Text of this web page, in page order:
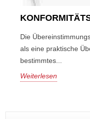
Die
als eine praktische
bestimmtes...
Weiterlesen